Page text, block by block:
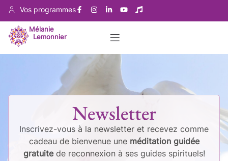
Vos programmes
Mélanie
Lemonnier
Newsletter
Inscrivez-vous à la newsletter et recevez comme
cadeau de bienvenue une méditation guidée
gratuitede reconnexion à ses guides spirituels!